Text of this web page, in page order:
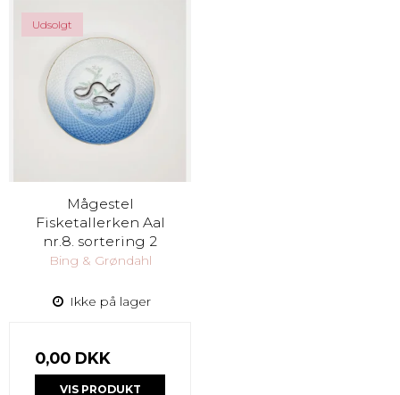
Udsolgt
Mågestel
Fisketallerken Aal
nr.8. sortering 2
Bing & Grøndahl
Ikke på lager
0,00 DKK
VIS PRODUKT